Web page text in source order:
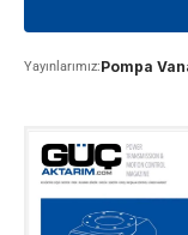
Yayınlarımız:Pompa